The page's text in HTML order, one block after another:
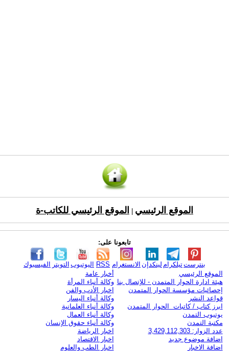
الموقع الرئيسي الموقع الرئيسي للكاتب-ة
تابعونا على:
الفيسبوك التويتر اليوتيوب RSS الانستغرام لينكدإن تيلكرامبنترست
الموقع الرئيسي
هيئة ادارة الحوار المتمدن - للإتصال بنا
إحصائيات مؤسسة الحوار المتمدن
قواعد النشر
ابرز كتاب / كاتبات الحوار المتمدن
يوتيوب التمدن
مكتبة التمدن
عدد الزوار: 3,429,112,303
اضافة موضوع جديد
اضافة الاخبار
أخبار عامة
وكالة أنباء المرأة
اخبار الأدب والفن
وكالة أنباء اليسار
وكالة أنباء العلمانية
وكالة أنباء العمال
وكالة أنباء حقوق الإنسان
اخبار الرياضة
اخبار الاقتصاد
اخبار الطب والعلوم